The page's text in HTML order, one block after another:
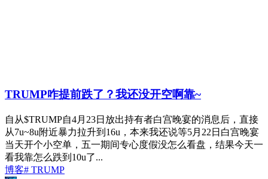
TRUMP咋提前跌了？我还没开空啊靠~
自从$TRUMP自4月23日放出持有者白宫晚宴的消息后，直接
从7u~8u附近暴力拉升到16u，本来我还说等5月22日白宫晚宴
当天开个小空单，五一期间专心度假没怎么看盘，结果今天一
看我靠怎么跌到10u了...
博客# TRUMP